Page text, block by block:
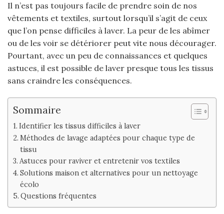
Il n’est pas toujours facile de prendre soin de nos
vêtements et textiles, surtout lorsqu’il s’agit de ceux
que l’on pense difficiles à laver. La peur de les abîmer
ou de les voir se détériorer peut vite nous décourager.
Pourtant, avec un peu de connaissances et quelques
astuces, il est possible de laver presque tous les tissus
sans craindre les conséquences.
Sommaire
Identifier les tissus difficiles à laver
Méthodes de lavage adaptées pour chaque type de
tissu
Astuces pour raviver et entretenir vos textiles
Solutions maison et alternatives pour un nettoyage
écolo
Questions fréquentes